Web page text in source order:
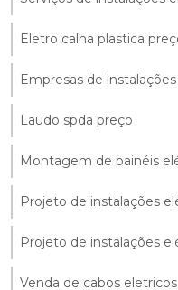
Eletro calha plastica
Empresas de
Laudo spda preço
Montagem de painéis
Projeto de instalações
Projeto de instalações
Venda de cabos eletricos